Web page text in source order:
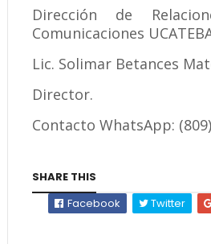
Dirección de
Comunicaciones
Lic. Solimar Betances
Director.
Contacto WhatsApp:
SHARE THIS
Facebook
Twitter